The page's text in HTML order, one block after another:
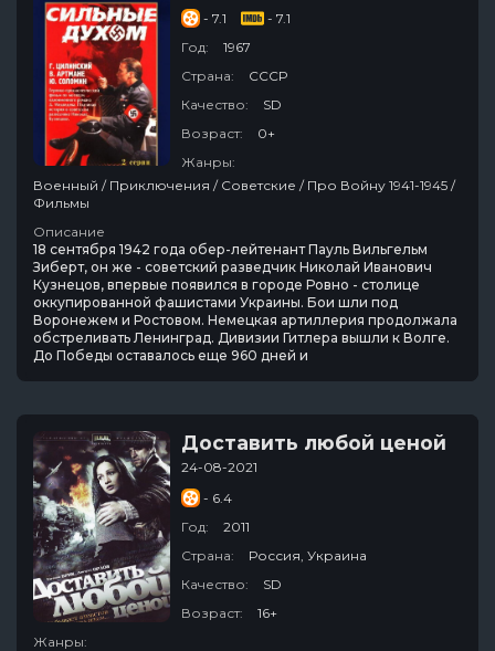
- 7.1
- 7.1
Год:
1967
Страна:
СССР
Качество:
SD
Возраст:
0+
Жанры:
Военный / Приключения / Советские / Про Войну 1941-1945 /
Фильмы
Описание
18 сентября 1942 года обер-лейтенант Пауль Вильгельм
Зиберт, он же - советский разведчик Николай Иванович
Кузнецов, впервые появился в городе Ровно - столице
оккупированной фашистами Украины. Бои шли под
Воронежем и Ростовом. Немецкая артиллерия продолжала
обстреливать Ленинград. Дивизии Гитлера вышли к Волге.
До Победы оставалось еще 960 дней и
Доставить любой ценой
24-08-2021
- 6.4
Год:
2011
Страна:
Россия, Украина
Качество:
SD
Возраст:
16+
Жанры: